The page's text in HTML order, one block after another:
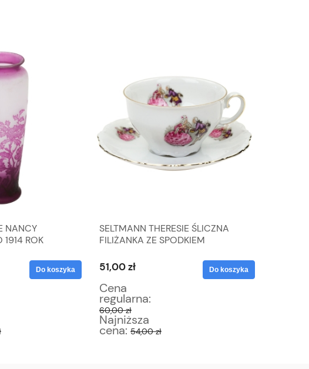
NANCY
ROK
Do koszyka
SELTMANN THERESIE ŚLICZNA
FILIŻANKA ZE SPODKIEM
51,00 zł
Cena
regularna:
60,00 zł
Najniższa
cena: 54,00 zł
Do koszyka